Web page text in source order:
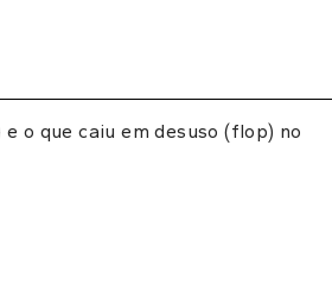
o que caiu em desuso (flop) no